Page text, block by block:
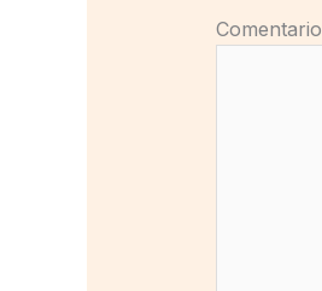
Comentario